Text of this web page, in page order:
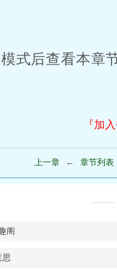
式后查看本章
『加
上一章 ← 章节列表
阁
思